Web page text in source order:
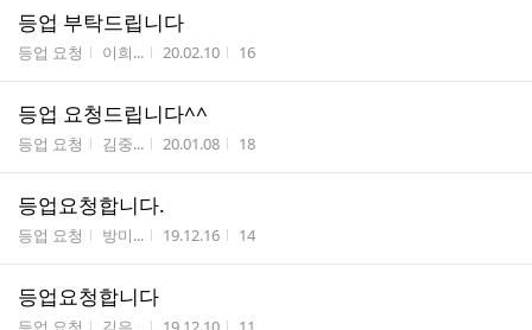
등업 부탁드립니다
게시판명
등업 요청 작성자
이희... 작성시간
20.02.10 조회수
16
등업 요청드립니다^^
게시판명
등업 요청 작성자
김중... 작성시간
20.01.08 조회수
18
등업요청합니다.
게시판명
등업 요청 작성자
방미... 작성시간
19.12.16 조회수
14
등업요청합니다
게시판명 작성자 작성시간 조회수